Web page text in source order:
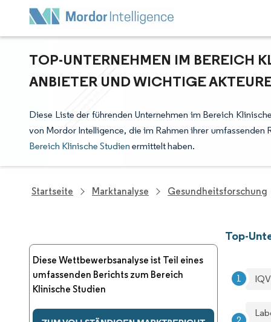
TOP-UNTERNEHMEN IM BEREICH
ANBIETER UND WICHTIGE
Diese Liste der führenden Unternehmen im Bereich
von Mordor Intelligence, die im Rahmen ihrer
Bereich Klinische Studien ermittelt haben.
Startseite Marktanalyse Gesundheitsforschung
Diese Wettbewerbsanalyse ist Teil eines
umfassenden Berichts zum Bereich
Klinische Studien
Top-